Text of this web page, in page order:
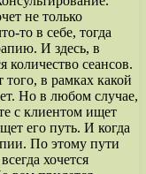
не только
то в себе, тогда
И здесь, в
количество сеансов.
того, в рамках какой
Но в любом случае,
с клиентом ищет
его путь. И когда
По этому пути
хочется